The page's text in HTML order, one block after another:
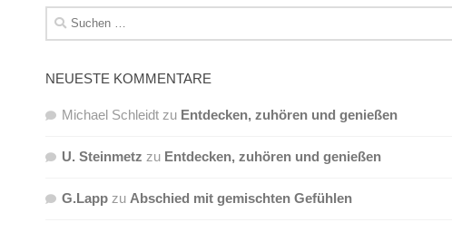
Suchen
nach:
NEUESTE KOMMENTARE
Michael Schleidt zu Entdecken, zuhören und genießen
U. Steinmetz zu Entdecken, zuhören und genießen
G.Lapp zu Abschied mit gemischten Gefühlen